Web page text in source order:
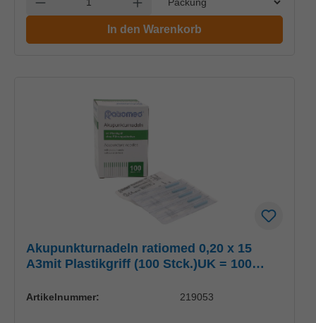
In den Warenkorb
Akupunkturnadeln ratiomed 0,20 x 15
A3mit Plastikgriff (100 Stck.)UK = 100
Artikelnummer: 219053